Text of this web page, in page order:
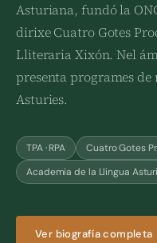
Asturiana, fundó la
dirixe Cuatro Gotes
Lliteraria Xixón. Nel
presenta programes
Asturies.
TPA · RPA Cuatro Gotes
Academia de la Llingua
Ver biografía completa